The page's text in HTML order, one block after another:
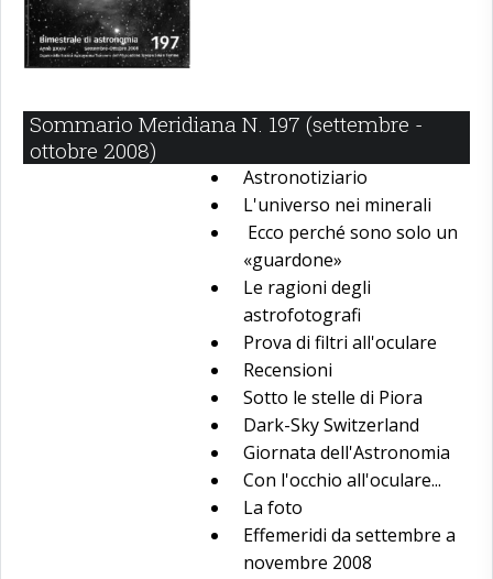
Sommario Meridiana N. 197 (settembre -
ottobre 2008)
Astronotiziario
L'universo nei minerali
Ecco perché sono solo un
«guardone»
Le ragioni degli
astrofotografi
Prova di filtri all'oculare
Recensioni
Sotto le stelle di Piora
Dark-Sky Switzerland
Giornata dell'Astronomia
Con l'occhio all'oculare...
La foto
Effemeridi da settembre a
novembre 2008